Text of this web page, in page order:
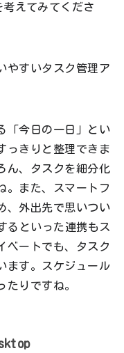
えてみてくださ
やすいタスク管理ア
「今日の一日」とい
っきりと整理できま
ん、タスクを細分化
。また、スマートフ
、外出先で思いつい
るといった連携もス
ベートでも、タスク
ます。スケジュール
たりですね。